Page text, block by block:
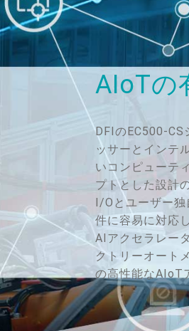
AIoTの
DFIのEC500-
ッサーとインテ
いコンピューテ
プトとした設計
I/Oとユーザー
件に容易に対応
AIアクセラレー
クトリーオート
の高性能なAIoT